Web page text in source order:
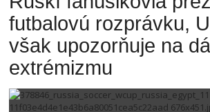
futbalovú rozprávku,
však upozorňuje na
extrémizmu